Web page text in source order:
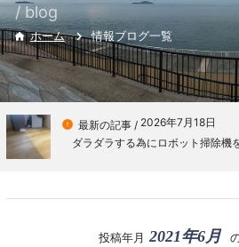
/ blog
 ホーム 情報ブログ一覧
 最新の記事 / 2026年7月18日
ダラダラする為にロボット掃除機
投稿年月 2021年6月